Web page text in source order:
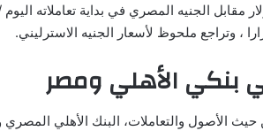
الجنيه المصري في بداية تعاملاته اليوم
، وتراجع ملحوظ لأسعار الجنيه الاسترليني.
بنكي الأهلي ومصر
حيث الأصول والتعاملات، البنك الأهلي